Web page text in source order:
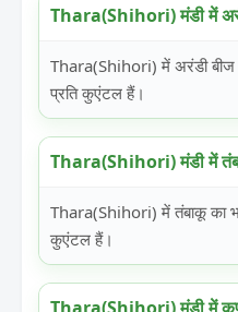
Thara(Shihori) मंडी में
Thara(Shihori) में अरंडी
प्रति कुएंटल हैं।
Thara(Shihori) मंडी में
Thara(Shihori) में तंबाकू का
कुएंटल हैं।